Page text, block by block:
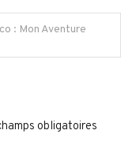
: Mon Aventure
obligatoires